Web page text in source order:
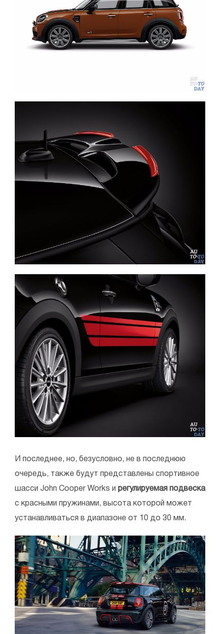
И последнее, но, безусловно, не в последнюю
очередь, также будут представлены спортивное
шасси John Cooper Works и регулируемая подвеска
с красными пружинами, высота которой может
устанавливаться в диапазоне от 10 до 30 мм.